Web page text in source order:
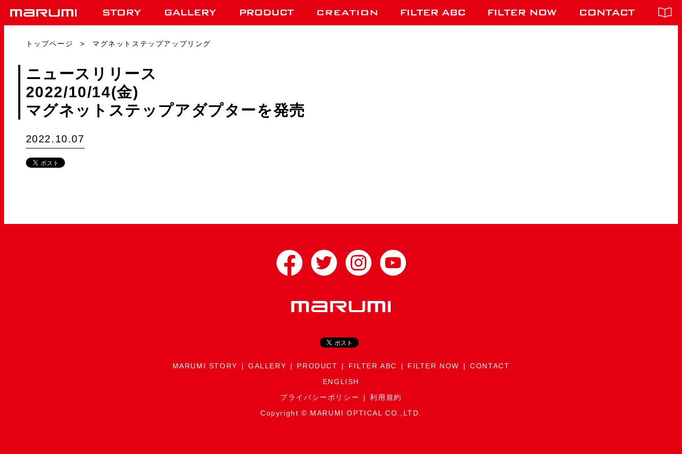
トップページ マグネットステップアップリング
ニュースリリース
2022/10/14(金)
マグネットステップアダプターを発売
2022.10.07
MARUMI STORY GALLERY PRODUCT FILTER ABC FILTER NOW
CONTACT
ENGLISH
プライバシーポリシー
利用規約
Copyright © MARUMI OPTICAL CO.,LTD.